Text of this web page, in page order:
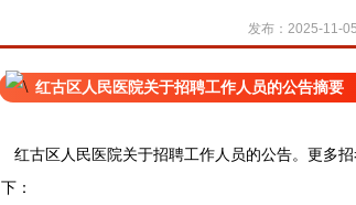
发布：2025-11-
红古区人民医院关于招聘工作人员的公告摘要
红古区人民医院关于招聘工作人员的公告。 更多
下：